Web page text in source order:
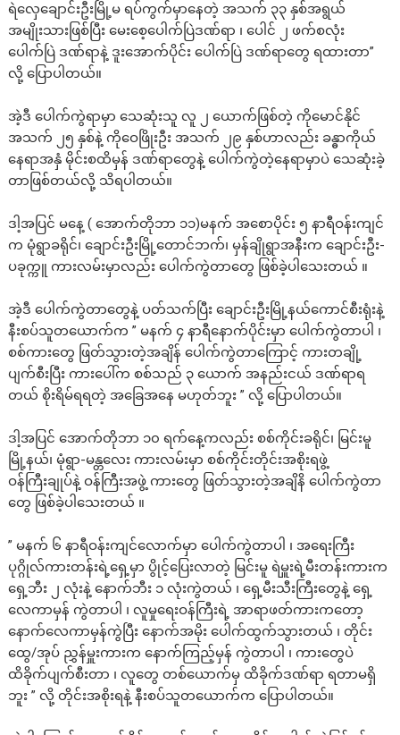
ရဲလှေချောင်းဦးမြို့မ ရပ်ကွက်မှာနေတဲ့ အသက် ၃၃ နှစ်အရွယ်
အမျိုးသားဖြစ်ပြီး မေးစေ့ပေါက်ပြဲဒဏ်ရာ ၊ ပေါင် ၂ ဖက်စလုံး
ပေါက်ပြဲ ဒဏ်ရာနဲ့ ဒူးအောက်ပိုင်း ပေါက်ပြဲ ဒဏ်ရာတွေ ရထားတာ”
လို့ ပြောပါတယ်။
အဲ့ဒီ ပေါက်ကွဲရာမှာ သေဆုံးသူ လူ ၂ ယောက်ဖြစ်တဲ့ ကိုမောင်နိုင်
အသက် ၂၅ နှစ်နဲ့ ကိုဝေဖြိုးဦး အသက် ၂၉ နှစ်ဟာလည်း ခန္ဓာကိုယ်
နေရာအနှံ မိုင်းစထိမှန် ဒဏ်ရာတွေနဲ့ ပေါက်ကွဲတဲ့နေရာမှာပဲ သေဆုံးခဲ့
တာဖြစ်တယ်လို့ သိရပါတယ်။
ဒါ့အပြင် မနေ့ ( အောက်တိုဘာ ၁၁)မနက် အစောပိုင်း ၅ နာရီဝန်းကျင်
က မုံရွာခရိုင်၊ ချောင်းဦးမြို့တောင်ဘက်၊ မှန်ချိုရွာအနီးက ချောင်းဦး-
ပခုက္ကူ ကားလမ်းမှာလည်း ပေါက်ကွဲတာတွေ ဖြစ်ခဲ့ပါသေးတယ် ။
အဲ့ဒီ ပေါက်ကွဲတာတွေနဲ့ ပတ်သက်ပြီး ချောင်းဦးမြို့နယ်ကောင်စီးရုံးနဲ့
နီးစပ်သူတယောက်က ” မနက် ၄ နာရီနောက်ပိုင်းမှာ ပေါက်ကွဲတာပါ ၊
စစ်ကားတွေ ဖြတ်သွားတဲ့အချိန် ပေါက်ကွဲတာကြောင့် ကားတချို့
ပျက်စီးပြီး ကားပေါ်က စစ်သည် ၃ ယောက် အနည်းငယ် ဒဏ်ရာရ
တယ် စိုးရိမ်ရရတဲ့ အခြေအနေ မဟုတ်ဘူး ” လို့ ပြောပါတယ်။
ဒါ့အပြင် အောက်တိုဘာ ၁၀ ရက်နေ့ကလည်း စစ်ကိုင်းခရိုင်၊ မြင်းမူ
မြို့နယ်၊ မုံရွာ-မန္တလေး ကားလမ်းမှာ စစ်ကိုင်းတိုင်းအစိုးရဖွဲ့
ဝန်ကြီးချုပ်နဲ့ ဝန်ကြီးအဖွဲ့ ကားတွေ ဖြတ်သွားတဲ့အချိနိ ပေါက်ကွဲတာ
တွေ ဖြစ်ခဲ့ပါသေးတယ် ။
” မနက် ၆ နာရီဝန်းကျင်လောက်မှာ ပေါက်ကွဲတာပါ ၊ အရေးကြီး
ပုဂ္ဂိုလ်ကားတန်းရဲ့ရှေ့မှာ ပွိုင့်ပြေးလာတဲ့ မြင်းမူ ရဲမှူးရဲ့မီးတန်းကားက
ရှေ့ဘီး ၂ လုံးနဲ့ နောက်ဘီး ၁ လုံးကွဲတယ် ၊ ရှေ့မီးသီးကြီးတွေနဲ့ ရှေ့
လေကာမှန် ကွဲတာပါ ၊ လူမှုရေးဝန်ကြီးရဲ့ အာရာဖတ်ကားကတော့
နောက်လေကာမှန်ကွဲပြီး နောက်အမိုး ပေါက်ထွက်သွားတယ် ၊ တိုင်း
ထွေ/အုပ် ညွှန်မှူးကားက နောက်ကြည့်မှန် ကွဲတာပါ ၊ ကားတွေပဲ
ထိခိုက်ပျက်စီးတာ ၊ လူတွေ တစ်ယောက်မှ ထိခိုက်ဒဏ်ရာ ရတာမရှိ
ဘူး ” လို့ တိုင်းအစိုးရနဲ့ နီးစပ်သူတယောက်က ပြောပါတယ်။